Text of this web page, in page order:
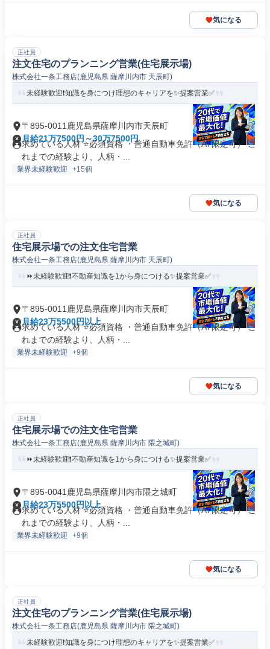
気になる
正社員
注文住宅のプランニング営業(住宅展示場)
株式会社一条工務店(鹿児島県 薩摩川内市 天辰町)
未経験歓迎❗️知識を身につけ理想のキャリアを✨️提案営業✅
〒895-0011鹿児島県薩摩川内市天辰町
月給21万7500円～30万7500円
求めている人材 ⭐必須資格 ・普通自動車免許（AT限定可） こ
れまでの経験より、人柄・...
業界未経験歓迎 +15個
気になる
正社員
住宅展示場での注文住宅営業
株式会社一条工務店(鹿児島県 薩摩川内市 天辰町)
⏩️未経験歓迎❗️不動産知識を1から身につける✨️提案営業✅
〒895-0011鹿児島県薩摩川内市天辰町
月給23万5500円以上
求めている人材 ⭐必須資格 ・普通自動車免許（AT限定可） こ
れまでの経験より、人柄・...
業界未経験歓迎 +9個
気になる
正社員
住宅展示場での注文住宅営業
株式会社一条工務店(鹿児島県 薩摩川内市 隈之城町)
⏩️未経験歓迎❗️不動産知識を1から身につける✨️提案営業✅
〒895-0041鹿児島県薩摩川内市隈之城町
月給23万5500円以上
求めている人材 ⭐必須資格 ・普通自動車免許（AT限定可） こ
れまでの経験より、人柄・...
業界未経験歓迎 +9個
気になる
正社員
注文住宅のプランニング営業(住宅展示場)
株式会社一条工務店(鹿児島県 薩摩川内市 隈之城町)
未経験歓迎❗️知識を身につけ理想のキャリアを✨️提案営業✅